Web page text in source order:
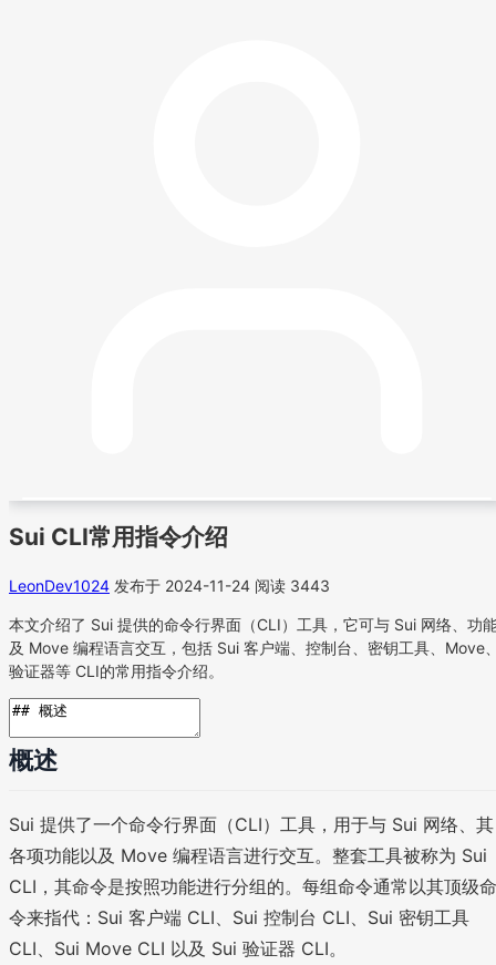
Sui CLI常用指令介绍
LeonDev1024 发布于 2024-11-24 阅读 3443
本文介绍了 Sui 提供的命令行界面（CLI）工具，它可与 Sui 网络、功
及 Move 编程语言交互，包括 Sui 客户端、控制台、密钥工具、Move
验证器等 CLI的常用指令介绍。
概述
Sui 提供了一个命令行界面（CLI）工具，用于与 Sui 网络、其
各项功能以及 Move 编程语言进行交互。整套工具被称为 Sui
CLI，其命令是按照功能进行分组的。每组命令通常以其顶级命
令来指代：Sui 客户端 CLI、Sui 控制台 CLI、Sui 密钥工具
CLI、Sui Move CLI 以及 Sui 验证器 CLI。